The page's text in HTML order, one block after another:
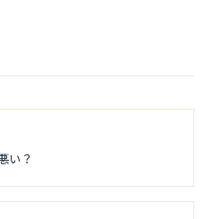
い？